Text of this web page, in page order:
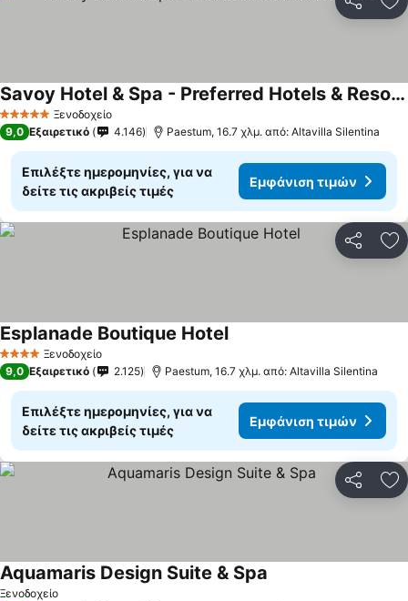
5 Αστέρια Ξενοδοχείο
Savoy Hotel & Spa - Preferred Hotels & Resorts
9,0 Εξαιρετικό 4.146 Paestum, 16.7 χλμ. από: Altavilla Silentina
Επιλέξτε ημερομηνίες, για να
δείτε τις ακριβείς τιμές
Εμφάνιση τιμών
4 ΑστέριαΞενοδοχείο
Esplanade Boutique Hotel
9,0 Εξαιρετικό 2.125 Paestum, 16.7 χλμ. από: Altavilla Silentina
Επιλέξτε ημερομηνίες, για να
δείτε τις ακριβείς τιμές
Εμφάνιση τιμών
Ξενοδοχείο
Aquamaris Design Suite & Spa